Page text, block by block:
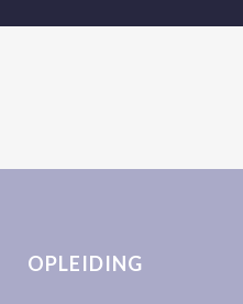
OPLEIDING